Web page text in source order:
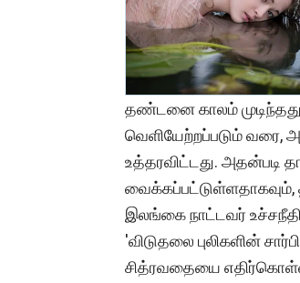
தண்டனை காலம்
வெளியேற்றப்படும் வரை,
உத்தரவிட்டது. அதன்படி
இலங்கை நாட்டவர்
'விடுதலை புலிகளின்
சித்ரவதையை எதிர்கொள்ள